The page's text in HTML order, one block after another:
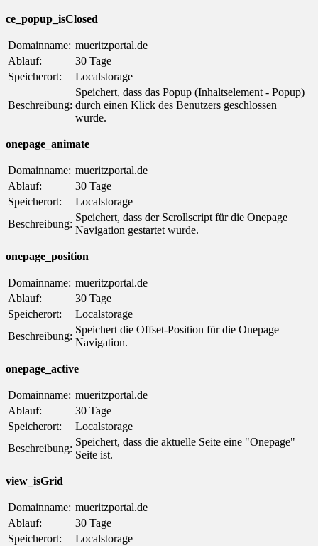
ce_popup_isClosed
Domainname: mueritzportal.de
Ablauf:
30 Tage
Speicherort:
Localstorage
Beschreibung:
Speichert, dass das Popup (Inhaltselement - Popup)
durch einen Klick des Benutzers geschlossen
wurde.
onepage_animate
Domainname: mueritzportal.de
Ablauf:
30 Tage
Speicherort:
Localstorage
Beschreibung:
Speichert, dass der Scrollscript für die Onepage
Navigation gestartet wurde.
onepage_position
Domainname: mueritzportal.de
Ablauf:
30 Tage
Speicherort:
Localstorage
Beschreibung:
Speichert die Offset-Position für die Onepage
Navigation.
onepage_active
Domainname: mueritzportal.de
Ablauf:
30 Tage
Speicherort:
Localstorage
Beschreibung:
Speichert, dass die aktuelle Seite eine "Onepage"
Seite ist.
view_isGrid
Domainname: mueritzportal.de
Ablauf:
30 Tage
Speicherort:
Localstorage